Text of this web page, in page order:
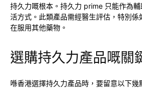
持久力嘅根本。持久力 prime 只能作為
活方式。此類產品需經醫生評估，特別係
在服用其他藥物。
選購持久力產品嘅關
喺香港選擇持久力產品時，要留意以下幾